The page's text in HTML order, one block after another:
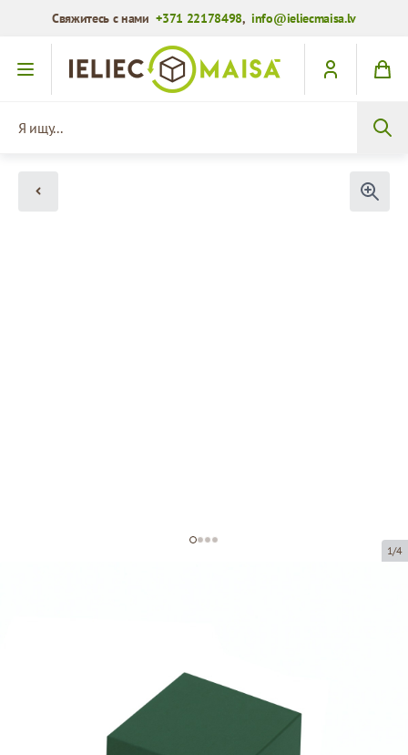
Свяжитесь с нами+371 22178498,info@ieliecmaisa.lv
Перейти к содержимому
1/4
320 g/m2